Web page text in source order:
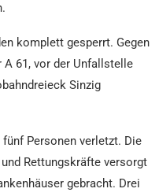
komplett gesperrt. Gegen
A 61, vor der Unfallstelle
Sinzig
Personen verletzt. Die
Rettungskräfte versorgt
gebracht. Drei